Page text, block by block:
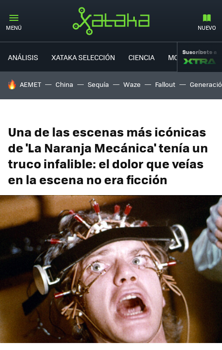
MENÚ NUEVO
ANÁLISIS XATAKA SELECCIÓN CIENCIA MOVILIDAD
Suscríbete a
HOY SE HABLA DE
AEMET China Sequía Waze Fallout
Una de las escenas más icónicas
de 'La Naranja Mecánica' tenía un
truco infalible: el dolor que veías
en la escena no era ficción